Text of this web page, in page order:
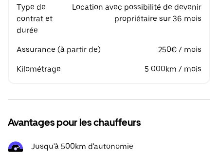
Type de
contrat et
durée
Location avec possibilité de devenir
propriétaire sur 36 mois
Assurance (à partir de) 250€ / mois
Kilométrage 5 000km / mois
Avantages pour les chauffeurs
Jusqu'à 500km d'autonomie